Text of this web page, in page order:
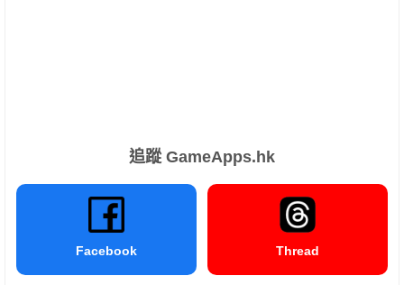
追蹤 GameApps.hk
Facebook Thread